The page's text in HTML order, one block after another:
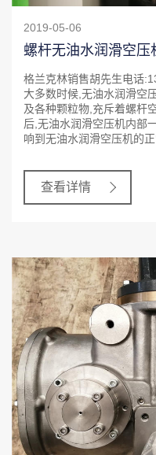
2019-05-06
螺杆无油水润滑空压
格兰克林销售胡先生电话
大多数时候,无油水润滑空
及各种颗粒物,充斥着螺杆
后,无油水润滑空压机内部
响到无油水润滑空压机的
查看详情